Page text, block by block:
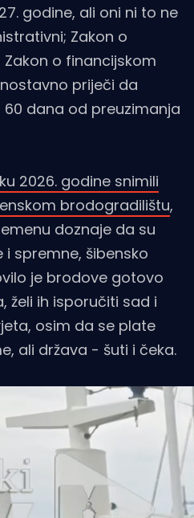
godine, ali oni ni to ne
Zakon o
o financijskom
priječi da
dana od preuzimanja
2026. godine snimili
brodogradilištu,
doznaje da su
spremne, šibensko
je brodove gotovo
želi ih isporučiti sad i
osim da se plate
ali država - šuti i čeka.